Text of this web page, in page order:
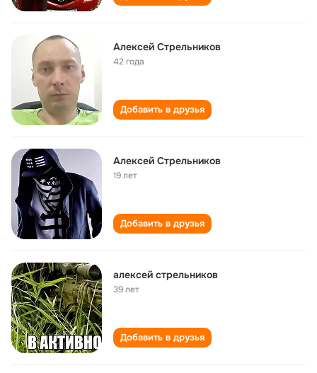
Алексей Стрельников
42 года
Добавить в друзья
Алексей Стрельников
19 лет
Добавить в друзья
алексей стрельников
39 лет
Добавить в друзья